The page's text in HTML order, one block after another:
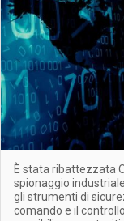
È stata ribattezzata
spionaggio
gli strumenti di
comando e il